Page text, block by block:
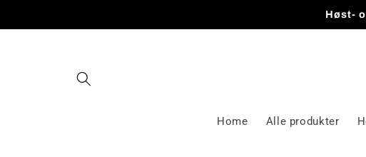
innholdet
Høst-
Home Alle produkter